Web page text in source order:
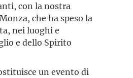
con la nostra
che ha speso la
nei luoghi e
e dello Spirito
un evento di